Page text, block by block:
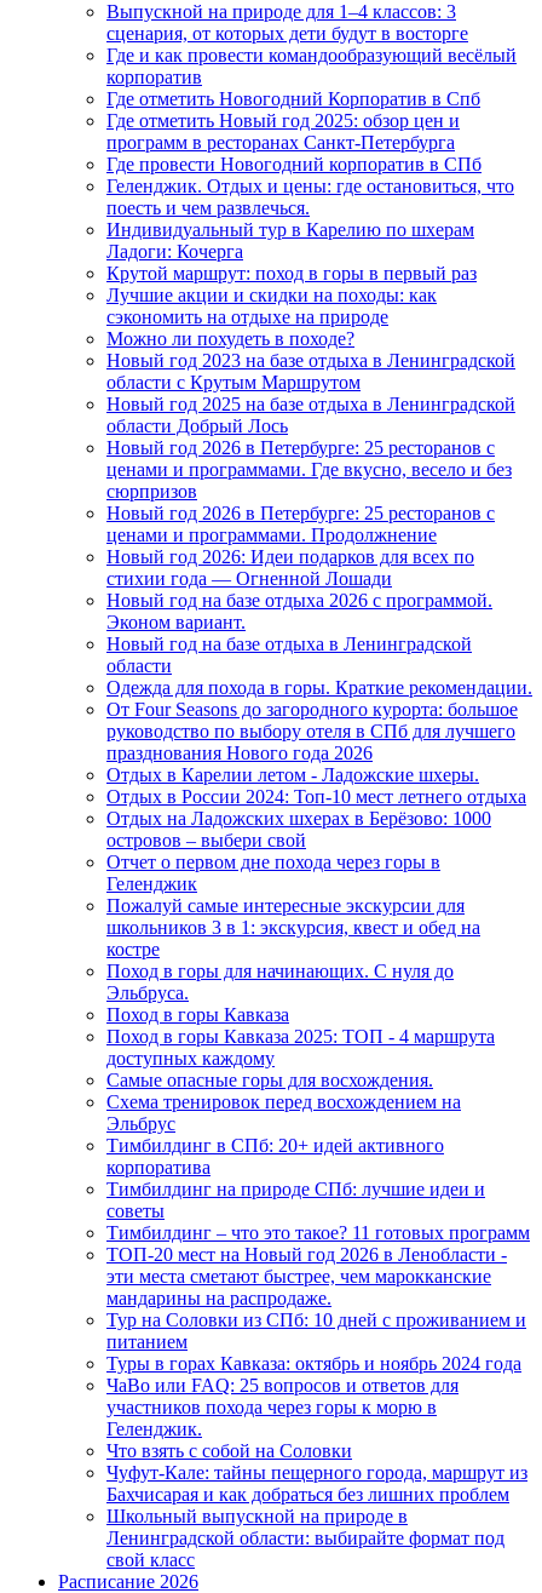
Выпускной на природе для 1–4 классов: 3
сценария, от которых дети будут в восторге
Где и как провести командообразующий весёлый
корпоратив
Где отметить Новогодний Корпоратив в Спб
Где отметить Новый год 2025: обзор цен и
программ в ресторанах Санкт-Петербурга
Где провести Новогодний корпоратив в СПб
Геленджик. Отдых и цены: где остановиться, что
поесть и чем развлечься.
Индивидуальный тур в Карелию по шхерам
Ладоги: Кочерга
Крутой маршрут: поход в горы в первый раз
Лучшие акции и скидки на походы: как
сэкономить на отдыхе на природе
Можно ли похудеть в походе?
Новый год 2023 на базе отдыха в Ленинградской
области с Крутым Маршрутом
Новый год 2025 на базе отдыха в Ленинградской
области Добрый Лось
Новый год 2026 в Петербурге: 25 ресторанов с
ценами и программами. Где вкусно, весело и без
сюрпризов
Новый год 2026 в Петербурге: 25 ресторанов с
ценами и программами. Продолжнение
Новый год 2026: Идеи подарков для всех по
стихии года — Огненной Лошади
Новый год на базе отдыха 2026 с программой.
Эконом вариант.
Новый год на базе отдыха в Ленинградской
области
Одежда для похода в горы. Краткие рекомендации.
От Four Seasons до загородного курорта: большое
руководство по выбору отеля в СПб для лучшего
празднования Нового года 2026
Отдых в Карелии летом - Ладожские шхеры.
Отдых в России 2024: Топ-10 мест летнего отдыха
Отдых на Ладожских шхерах в Берёзово: 1000
островов – выбери свой
Отчет о первом дне похода через горы в
Геленджик
Пожалуй самые интересные экскурсии для
школьников 3 в 1: экскурсия, квест и обед на
костре
Поход в горы для начинающих. С нуля до
Эльбруса.
Поход в горы Кавказа
Поход в горы Кавказа 2025: ТОП - 4 маршрута
доступных каждому
Самые опасные горы для восхождения.
Схема тренировок перед восхождением на
Эльбрус
Тимбилдинг в СПб: 20+ идей активного
корпоратива
Тимбилдинг на природе СПб: лучшие идеи и
советы
Тимбилдинг – что это такое? 11 готовых программ
ТОП-20 мест на Новый год 2026 в Ленобласти -
эти места сметают быстрее, чем марокканские
мандарины на распродаже.
Тур на Соловки из СПб: 10 дней с проживанием и
питанием
Туры в горах Кавказа: октябрь и ноябрь 2024 года
ЧаВо или FAQ: 25 вопросов и ответов для
участников похода через горы к морю в
Геленджик.
Что взять с собой на Соловки
Чуфут-Кале: тайны пещерного города, маршрут из
Бахчисарая и как добраться без лишних проблем
Школьный выпускной на природе в
Ленинградской области: выбирайте формат под
свой класс
Расписание 2026